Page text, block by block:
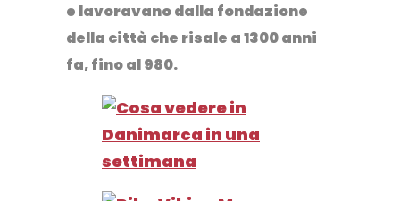
e lavoravano dalla fondazione
della città che risale a 1300 anni
fa, fino al 980.